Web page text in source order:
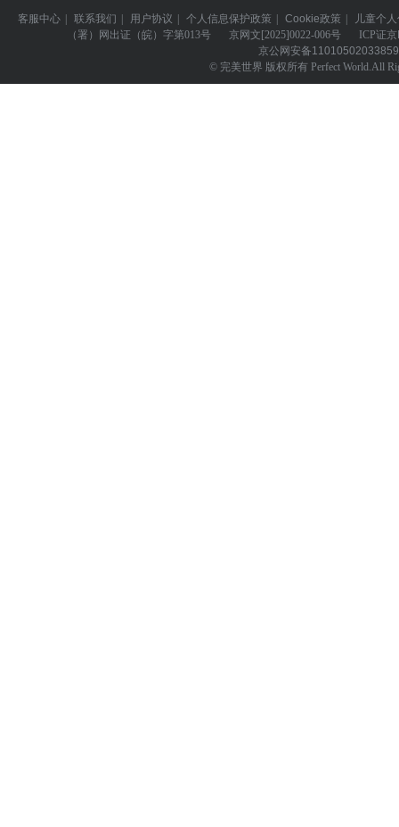
客服中心 联系我们 用户协议 个人信息保护政策 Cookie政策
儿童个
（署）网出证（皖）字第013号
京网文 [2025]0022-006号 ICP证
京公网安备
© 完美世界 版权所有 Perfect World.All